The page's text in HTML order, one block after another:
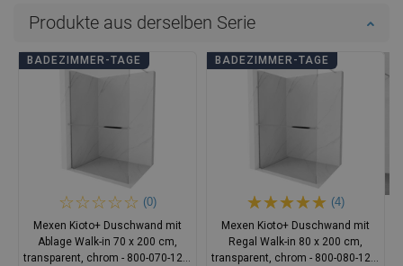
Produkte aus derselben Serie
BADEZIMMER-TAGE
(0)
Mexen Kioto+ Duschwand mit
Ablage Walk-in 70 x 200 cm,
transparent, chrom - 800-070-121-
BADEZIMMER-TAGE
(4)
Mexen Kioto+ Duschwand mit
Regal Walk-in 80 x 200 cm,
transparent, chrom - 800-080-121-